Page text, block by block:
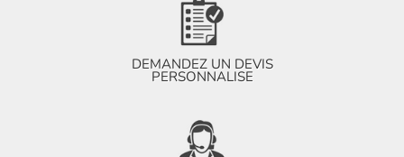
DEMANDEZ UN DEVIS
PERSONNALISE